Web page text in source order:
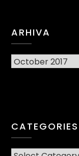
ARHIVA
Arhiva
CATEGORIES
CATEGORIES